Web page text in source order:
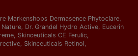
Markenshops Dermasence Phytoclare
Nature Dr. Grandel Hydro Active Eucerin
Skinceuticals CE Ferulic
Skinceuticals Retinol